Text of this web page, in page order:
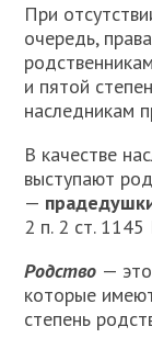
При
очередь,
и пятой
наследникам
В качестве
выступают
—
2 п. 2 ст.
Родство —
которые
степень